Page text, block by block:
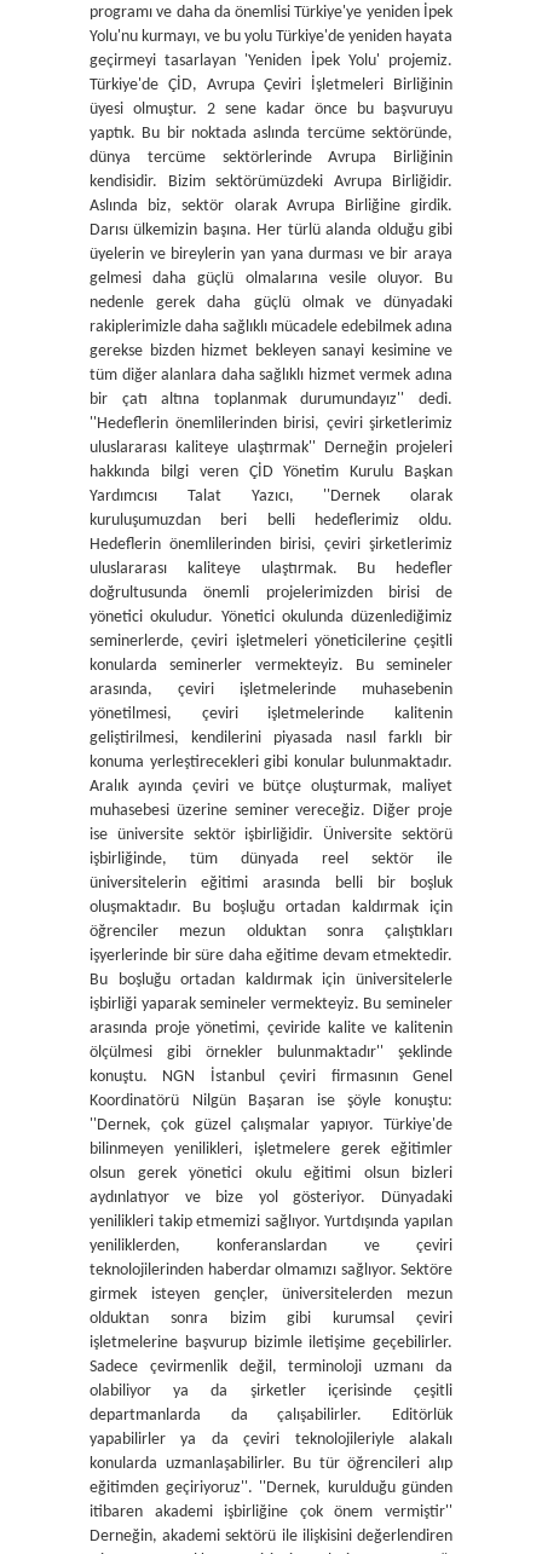
programı ve daha da önemlisi Türkiye'ye yeniden İpek
Yolu'nu kurmayı, ve bu yolu Türkiye'de yeniden hayata
geçirmeyi tasarlayan 'Yeniden İpek Yolu' projemiz.
Türkiye'de ÇİD, Avrupa Çeviri İşletmeleri Birliğinin
üyesi olmuştur. 2 sene kadar önce bu başvuruyu
yaptık. Bu bir noktada aslında tercüme sektöründe,
dünya tercüme sektörlerinde Avrupa Birliğinin
kendisidir. Bizim sektörümüzdeki Avrupa Birliğidir.
Aslında biz, sektör olarak Avrupa Birliğine girdik.
Darısı ülkemizin başına. Her türlü alanda olduğu gibi
üyelerin ve bireylerin yan yana durması ve bir araya
gelmesi daha güçlü olmalarına vesile oluyor. Bu
nedenle gerek daha güçlü olmak ve dünyadaki
rakiplerimizle daha sağlıklı mücadele edebilmek adına
gerekse bizden hizmet bekleyen sanayi kesimine ve
tüm diğer alanlara daha sağlıklı hizmet vermek adına
bir çatı altına toplanmak durumundayız'' dedi.
''Hedeflerin önemlilerinden birisi, çeviri şirketlerimiz
uluslararası kaliteye ulaştırmak'' Derneğin projeleri
hakkında bilgi veren ÇİD Yönetim Kurulu Başkan
Yardımcısı Talat Yazıcı, ''Dernek olarak
kuruluşumuzdan beri belli hedeflerimiz oldu.
Hedeflerin önemlilerinden birisi, çeviri şirketlerimiz
uluslararası kaliteye ulaştırmak. Bu hedefler
doğrultusunda önemli projelerimizden birisi de
yönetici okuludur. Yönetici okulunda düzenlediğimiz
seminerlerde, çeviri işletmeleri yöneticilerine çeşitli
konularda seminerler vermekteyiz. Bu semineler
arasında, çeviri işletmelerinde muhasebenin
yönetilmesi, çeviri işletmelerinde kalitenin
geliştirilmesi, kendilerini piyasada nasıl farklı bir
konuma yerleştirecekleri gibi konular bulunmaktadır.
Aralık ayında çeviri ve bütçe oluşturmak, maliyet
muhasebesi üzerine seminer vereceğiz. Diğer proje
ise üniversite sektör işbirliğidir. Üniversite sektörü
işbirliğinde, tüm dünyada reel sektör ile
üniversitelerin eğitimi arasında belli bir boşluk
oluşmaktadır. Bu boşluğu ortadan kaldırmak için
öğrenciler mezun olduktan sonra çalıştıkları
işyerlerinde bir süre daha eğitime devam etmektedir.
Bu boşluğu ortadan kaldırmak için üniversitelerle
işbirliği yaparak semineler vermekteyiz. Bu semineler
arasında proje yönetimi, çeviride kalite ve kalitenin
ölçülmesi gibi örnekler bulunmaktadır'' şeklinde
konuştu. NGN İstanbul çeviri firmasının Genel
Koordinatörü Nilgün Başaran ise şöyle konuştu:
''Dernek, çok güzel çalışmalar yapıyor. Türkiye'de
bilinmeyen yenilikleri, işletmelere gerek eğitimler
olsun gerek yönetici okulu eğitimi olsun bizleri
aydınlatıyor ve bize yol gösteriyor. Dünyadaki
yenilikleri takip etmemizi sağlıyor. Yurtdışında yapılan
yeniliklerden, konferanslardan ve çeviri
teknolojilerinden haberdar olmamızı sağlıyor. Sektöre
girmek isteyen gençler, üniversitelerden mezun
olduktan sonra bizim gibi kurumsal çeviri
işletmelerine başvurup bizimle iletişime geçebilirler.
Sadece çevirmenlik değil, terminoloji uzmanı da
olabiliyor ya da şirketler içerisinde çeşitli
departmanlarda da çalışabilirler. Editörlük
yapabilirler ya da çeviri teknolojileriyle alakalı
konularda uzmanlaşabilirler. Bu tür öğrencileri alıp
eğitimden geçiriyoruz''. ''Dernek, kurulduğu günden
itibaren akademi işbirliğine çok önem vermiştir''
Derneğin, akademi sektörü ile ilişkisini değerlendiren